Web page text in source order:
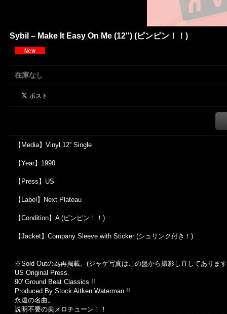
Sybil ‎– Make It Easy On Me (12'') (ピンピン！！)
在庫なし
【Media】Vinyl 12'' Single
【Year】1990
【Press】US
【Label】Next Plateau
【Condition】A (ピンピン！！)
【Jacket】Company Sleeve with Sticker (シュリンク付き！)
※Sold Outの為再掲載。 (ジャケ写真はこの盤から撮影し直してありま
US Original Press.
90' Ground Beat Classics !!
Produced By Stock Aitken Waterman !!
永遠の名曲。
説明不要の美メロチューン！！